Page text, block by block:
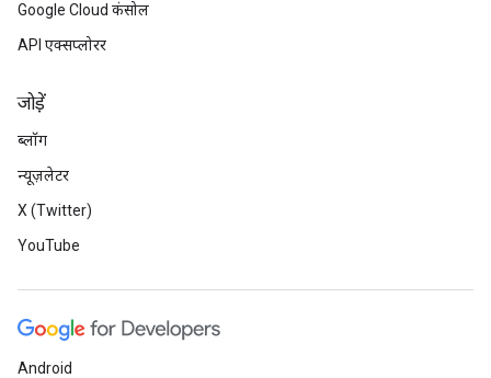
Google Cloud कंसोल
API एक्सप्लोरर
जोड़ें
ब्लॉग
न्यूज़लेटर
X (Twitter)
YouTube
Android